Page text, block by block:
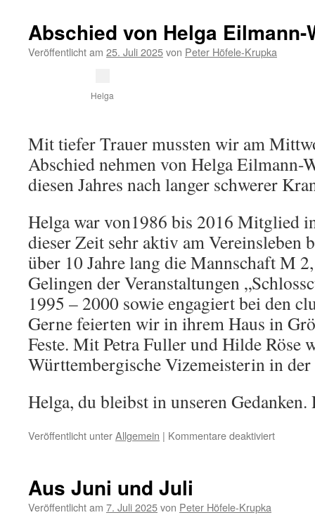
dicht
Abschied von Helga Eilmann-
Veröffentlicht am 25. Juli 2025von Peter Höfele-Krupka
Helga
Mit tiefer Trauer mussten wir am
Abschied nehmen von Helga Eilmann-
diesen Jahres nach langer schwerer
Helga war von1986 bis 2016 Mitglied
dieser Zeit sehr aktiv am Vereinsleben
über 10 Jahre lang die Mannschaft M
Gelingen der Veranstaltungen
1995 – 2000 sowie engagiert bei den
Gerne feierten wir in ihrem Haus in
Feste. Mit Petra Fuller und Hilde Röse
Württembergische Vizemeisterin in
Helga, du bleibst in unseren
Veröffentlicht unterAllgemein | Kommentare deaktiviertfür
Aus Juni und Juli
Veröffentlicht am 7. Juli 2025von Peter Höfele-Krupka